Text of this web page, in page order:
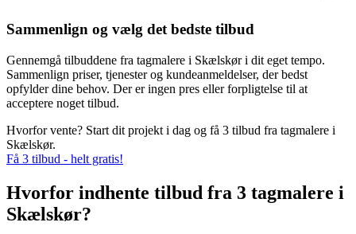
Sammenlign og vælg det bedste tilbud
Gennemgå tilbuddene fra tagmalere i Skælskør i dit eget tempo.
Sammenlign priser, tjenester og kundeanmeldelser, der bedst
opfylder dine behov. Der er ingen pres eller forpligtelse til at
acceptere noget tilbud.
Hvorfor vente? Start dit projekt i dag og få 3 tilbud fra tagmalere i
Skælskør.
Få 3 tilbud - helt gratis!
Hvorfor indhente tilbud fra 3 tagmalere i
Skælskør?